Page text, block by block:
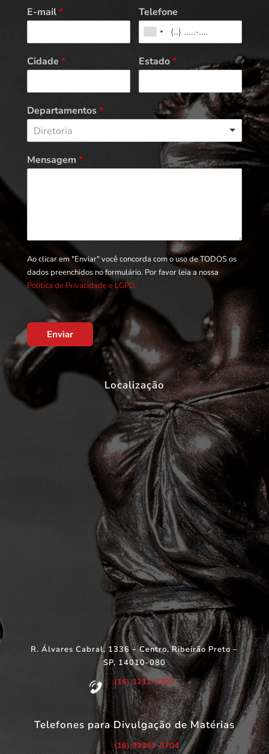
E-mail* Telefone
Cidade * Estado*
Departamentos*
Diretoria
Mensagem *
Ao clicar em "Enviar" você concorda com o uso de TODOS os
dados preenchidos no formulário. Por favor leia a nossa
Política de Privacidade e LGPD.
Enviar
Localização
R. Álvares Cabral, 1336 – Centro, Ribeirão Preto –
SP, 14010-080
(16) 3211-7200
Telefones para Divulgação de Matérias
(16) 99267-3704